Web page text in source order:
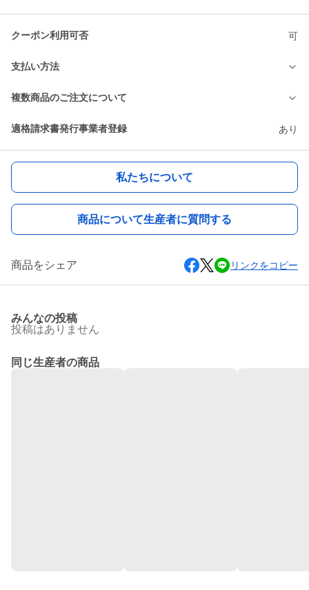
クーポン利用可否 可
支払い方法
複数商品のご注文について
適格請求書発行事業者登録 あり
私たちについて
商品について生産者に質問する
商品をシェア リンクをコピー
みんなの投稿
投稿はありません
同じ生産者の商品